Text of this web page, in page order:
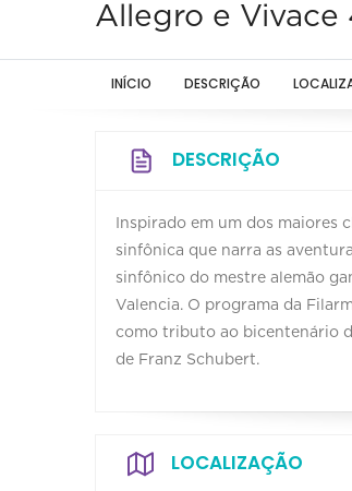
Allegro e Vivace
INÍCIO DESCRIÇÃO
DESCRIÇÃO
Inspirado em um dos maiores
sinfônica que narra as
sinfônico do mestre alemão
Valencia. O programa da
como tributo ao bicentenário
de Franz Schubert.
LOCALIZAÇÃO